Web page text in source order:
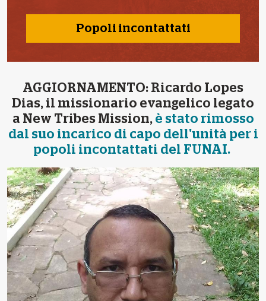
Popoli incontattati
AGGIORNAMENTO: Ricardo Lopes
Dias, il missionario evangelico legato
a New Tribes Mission, è stato rimosso
dal suo incarico di capo dell'unità per i
popoli incontattati del FUNAI.